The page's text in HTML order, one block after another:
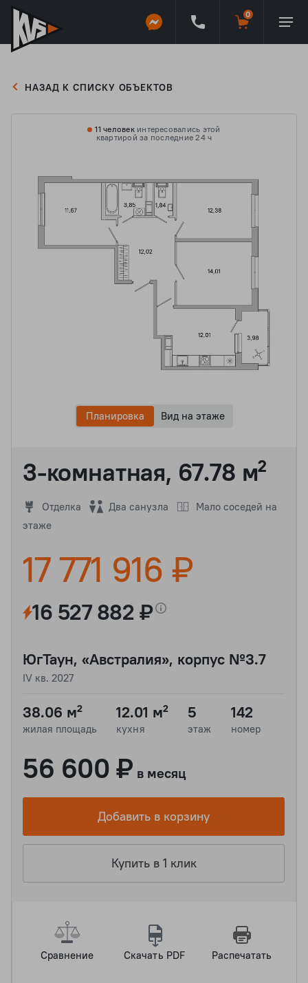
НАЗАД К СПИСКУ ОБЪЕКТОВ
3-комнатная, 67.78 м²
Отделка Два санузла
Мало соседей на
этаже
17 771 916 ₽
16 527 882 ₽
ЮгТаун, «Австралия», корпус №3.7
IV кв. 2027
38.06 м²
жилая площадь
12.01 м²
кухня
5
этаж
142
номер
56 600 ₽ в месяц
Добавить в корзину
Купить в 1 клик
11 человекинтересовались этой
квартирой за последние 24 ч
Планировка Вид на этаже
Сравнение Скачать PDF Распечатать